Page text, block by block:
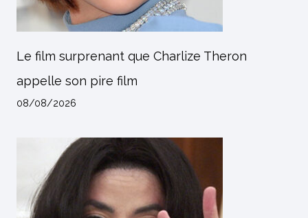
Le film surprenant que Charlize Theron
appelle son pire film
08/08/2026